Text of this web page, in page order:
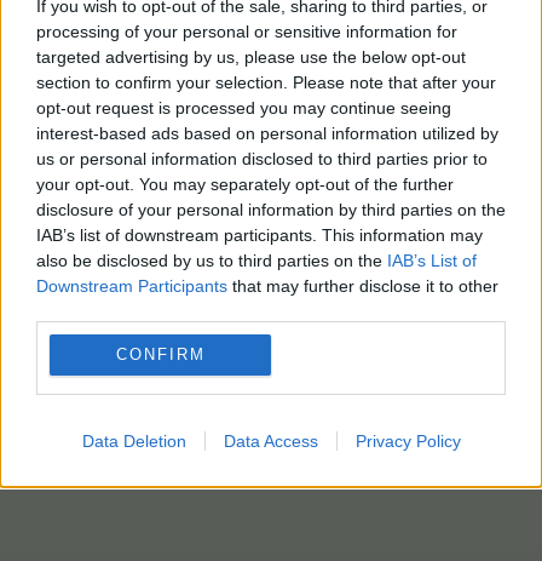
If you wish to opt-out of the sale, sharing to third parties, or
processing of your personal or sensitive information for
targeted advertising by us, please use the below opt-out
section to confirm your selection. Please note that after your
opt-out request is processed you may continue seeing
interest-based ads based on personal information utilized by
us or personal information disclosed to third parties prior to
your opt-out. You may separately opt-out of the further
disclosure of your personal information by third parties on the
IAB’s list of downstream participants. This information may
also be disclosed by us to third parties on the IAB’s List of
Downstream Participants that may further disclose it to other
CONFIRM
Data Deletion Data Access Privacy Policy